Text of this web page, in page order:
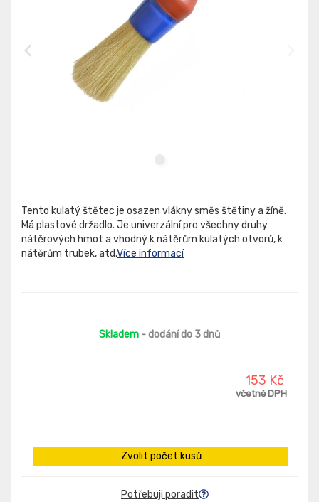
Tento kulatý štětec je osazen vlákny směs štětiny a žíně.
Má plastové držadlo. Je univerzální pro všechny druhy
nátěrových hmot a vhodný k nátěrům kulatých otvorů, k
nátěrům trubek, atd.Více informací
Skladem - dodání do 3 dnů
153 Kč
včetně DPH
Zvolit počet kusů
Potřebuji poradit